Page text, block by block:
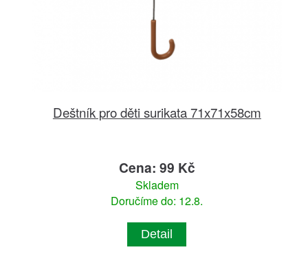
Deštník pro děti surikata 71x71x58cm
Cena: 99 Kč
Skladem
Doručíme do: 12.8.
Detail